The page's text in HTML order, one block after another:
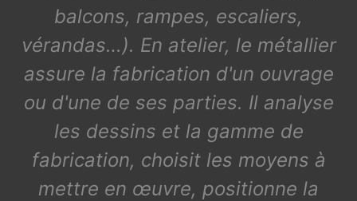
balcons, rampes, escaliers,
vérandas…). En atelier, le métallier
assure la fabrication d'un ouvrage
ou d'une de ses parties. Il analyse
les dessins et la gamme de
fabrication, choisit les moyens à
mettre en œuvre, positionne la